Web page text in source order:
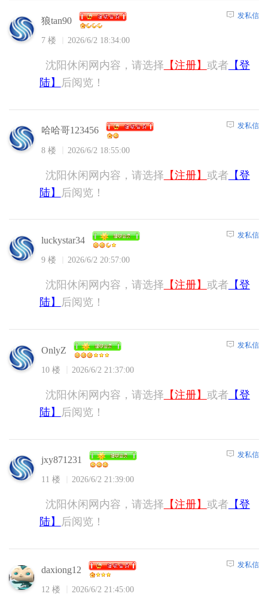
狼tan90
7 楼 2026/6/2 18:34:00
发私信
沈阳休闲网内容，请选择 【注册】 或者 【登
陆】
后阅览！
哈哈哥123456
8 楼 2026/6/2 18:55:00
发私信
沈阳休闲网内容，请选择 【注册】 或者 【登
陆】
后阅览！
luckystar34
9 楼 2026/6/2 20:57:00
发私信
沈阳休闲网内容，请选择 【注册】 或者 【登
陆】
后阅览！
OnlyZ
10 楼 2026/6/2 21:37:00
发私信
沈阳休闲网内容，请选择 【注册】 或者 【登
陆】
后阅览！
jxy871231
11 楼 2026/6/2 21:39:00
发私信
沈阳休闲网内容，请选择 【注册】 或者 【登
陆】
后阅览！
daxiong12
12 楼 2026/6/2 21:45:00
发私信